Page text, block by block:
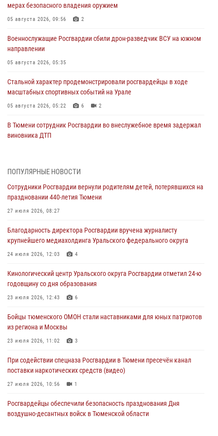
мерах безопасного владения оружием
05 августа 2026, 09:56 2
Военнослужащие Росгвардии сбили дрон-разведчик ВСУ на южном
направлении
05 августа 2026, 05:35
Стальной характер продемонстрировали росгвардейцы в ходе
масштабных спортивных событий на Урале
05 августа 2026, 05:22 6 2
В Тюмени сотрудник Росгвардии во внеслужебное время задержал
виновника ДТП
Со 101-м Днём рождения поздравили сотрудники Росгвардии
04 августа 2026, 11:07
Спецназ Росгвардии провел комплексную тренировку в полевых
04 августа 2026, 06:28
Тюменские правоохранители провели соревнования по стрельбе
03 августа 2026, 07:35
Росгвардия противодействует БПЛА ВСУ на южном направлении
03 августа 2026, 07:29
ПОПУЛЯРНЫЕ НОВОСТИ
Сотрудники Росгвардии вернули родителям детей, потерявшихся на
праздновании 440-летия Тюмени
27 июля 2026, 08:27
Благодарность директора Росгвардии вручена журналисту
крупнейшего медиахолдинга Уральского федерального округа
24 июля 2026, 12:03 4
Кинологический центр Уральского округа Росгвардии отметил 24-ю
годовщину со дня образования
23 июля 2026, 12:43 6
Бойцы тюменского ОМОН стали наставниками для юных патриотов
из региона и Москвы
23 июля 2026, 11:02 3
При содействии спецназа Росгвардии в Тюмени пресечён канал
поставки наркотических средств (видео)
27 июля 2026, 10:56 1
Росгвардейцы обеспечили безопасность празднования Дня
воздушно-десантных войск в Тюменской области